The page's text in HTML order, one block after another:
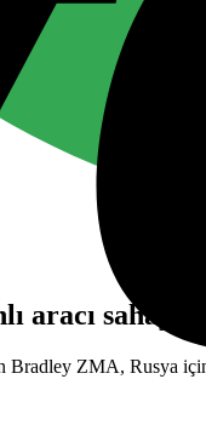
aracı sahaya
Bradley ZMA, Rusya